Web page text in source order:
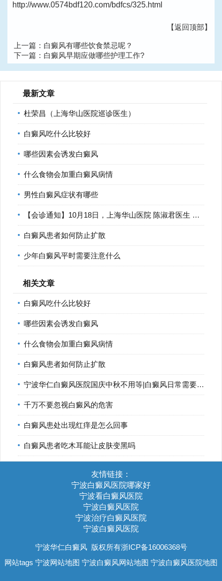
http://www.0574bdf120.com/bdfcs/325.html
【返回顶部】
上一篇： 白癜风有哪些饮食禁忌呢？
下一篇： 白癜风早期应做哪些护理工作?
最新文章
杜荣昌（上海华山医院巡诊医生）
白癜风吃什么比较好
哪些因素会诱发白癜风
什么食物会加重白癜风病情
男性白癜风症状有哪些
【会诊通知】10月18日，上海华山医院 陈淑君医生 莅临宁波华仁
白癜风患者如何防止扩散
少年白癜风平时需要注意什么
相关文章
白癜风吃什么比较好
哪些因素会诱发白癜风
什么食物会加重白癜风病情
白癜风患者如何防止扩散
宁波华仁白癜风医院国庆中秋不用等|白癜风日常需要如何控制
千万不要忽视白癜风的危害
白癜风患处出现红痒是怎么回事
白癜风患者吃木耳能让皮肤变黑吗
友情链接：
宁波白癜风医院哪家好
宁波看白癜风医院
宁波白癜风医院
宁波治疗白癜风医院
宁波白癜风医院
宁波华仁白癜风版权所有浙ICP备16006368号
网站tags 宁波网站地图 宁波白癜风网站地图 宁波白癜风医院地图